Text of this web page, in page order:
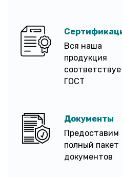
Вся наша
продукция
ГОСТ
Документы
Предоставим
полный пакет
документов